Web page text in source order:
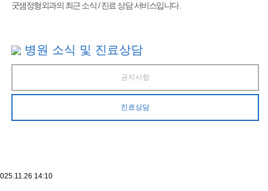
굿샘정형외과의 최근 소식 / 진료 상담 서비스입니다.
병원 소식 및 진료상담
공지사항
진료상담
14:10